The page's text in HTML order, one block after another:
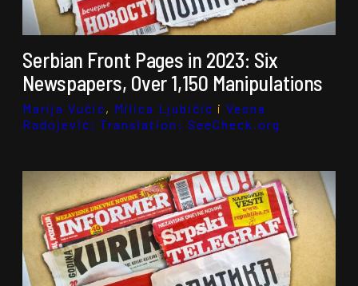
Serbian Front Pages in 2023: Six
Newspapers, Over 1,150 Manipulations
Marija Vučić, Milica Ljubičić i Vesna
Radojević; Translation: SeeCheck.org